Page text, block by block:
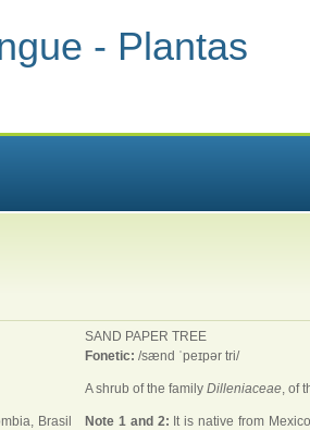
- Plantas
Brasil
SAND PAPER TREE
Fonetic: /sænd ˈpeɪpər tri/
A shrub of the family Dilleniaceae , of
Note 1 and 2: It is native from